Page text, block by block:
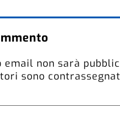
non sarà
sono